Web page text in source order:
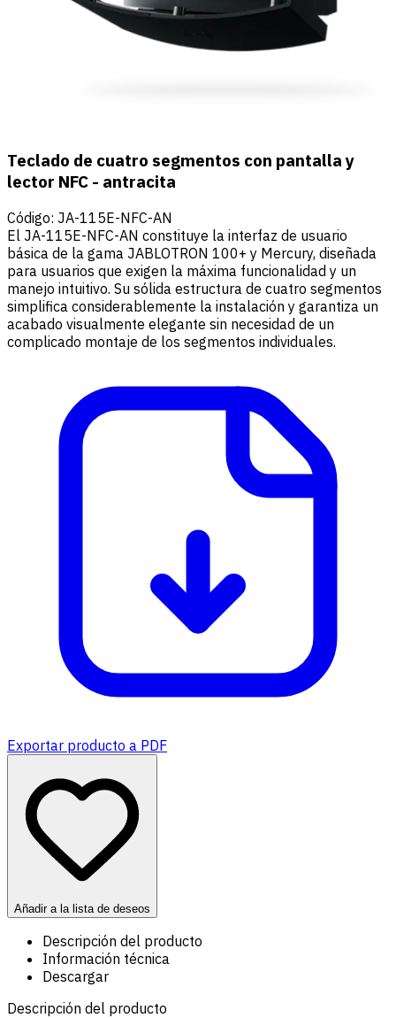
Teclado de cuatro segmentos con pantalla y
lector NFC - antracita
Código: JA-115E-NFC-AN
El JA-115E-NFC-AN constituye la interfaz de usuario
básica de la gama JABLOTRON 100+ y Mercury, diseñada
para usuarios que exigen la máxima funcionalidad y un
manejo intuitivo. Su sólida estructura de cuatro segmentos
simplifica considerablemente la instalación y garantiza un
acabado visualmente elegante sin necesidad de un
complicado montaje de los segmentos individuales.
Exportar producto a PDF
Añadir a la lista de deseos
Descripción del producto
Información técnica
Descargar
Descripción del producto